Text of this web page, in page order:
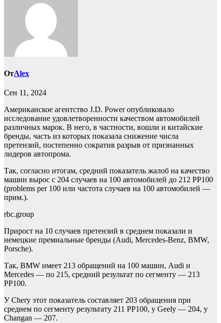
ОтAlex
Сен 11, 2024
Американское агентство J.D. Power опубликовало
исследование удовлетворенности качеством автомобилей
различных марок. В него, в частности, вошли и китайские
бренды, часть из которых показала снижение числа
претензий, постепенно сократив разрыв от признанных
лидеров автопрома.
Так, согласно итогам, средний показатель жалоб на качество
машин вырос с 204 случаев на 100 автомобилей до 212 РР100
(problems per 100 или частота случаев на 100 автомобилей —
прим.).
rbc.group
Прирост на 10 случаев претензий в среднем показали и
немецкие премиальные бренды (Audi, Mercedes-Benz, BMW,
Porsche).
Так, BMW имеет 213 обращений на 100 машин, Audi и
Mercedes — по 215, средний результат по сегменту — 213
PP100.
У Chery этот показатель составляет 203 обращения при
среднем по сегменту результату 211 PP100, у Geely — 204, у
Changan — 207.